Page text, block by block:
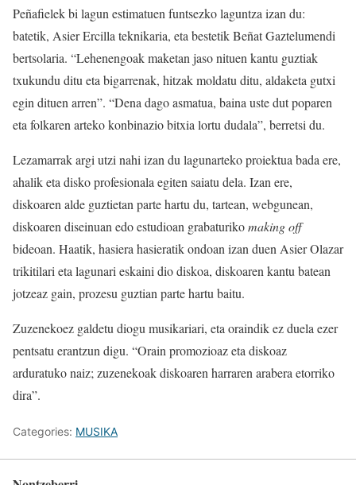
Peñafielek bi lagun estimatuen funtsezko laguntza izan du:
batetik, Asier Ercilla teknikaria, eta bestetik Beñat Gaztelumendi
bertsolaria. “Lehenengoak maketan jaso nituen kantu guztiak
txukundu ditu eta bigarrenak, hitzak moldatu ditu, aldaketa gutxi
egin dituen arren”. “Dena dago asmatua, baina uste dut poparen
eta folkaren arteko konbinazio bitxia lortu dudala”, berretsi du.
Lezamarrak argi utzi nahi izan du lagunarteko proiektua bada ere,
ahalik eta disko profesionala egiten saiatu dela. Izan ere,
diskoaren alde guztietan parte hartu du, tartean, webgunean,
diskoaren diseinuan edo estudioan grabaturikomaking off
bideoan. Haatik, hasiera hasieratik ondoan izan duen Asier Olazar
trikitilari eta lagunari eskaini dio diskoa, diskoaren kantu batean
jotzeaz gain, prozesu guztian parte hartu baitu.
Zuzenekoez galdetu diogu musikariari, eta oraindik ez duela ezer
pentsatu erantzun digu. “Orain promozioaz eta diskoaz
arduratuko naiz; zuzenekoak diskoaren harraren arabera etorriko
dira”.
Categories: MUSIKA